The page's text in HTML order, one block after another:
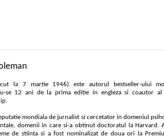
la 7 martie 1946) este autorul bestseller-ului
se 12 ani de la prima editie in engleza si coautor al
mondiala de jurnalist si cercetator in domeniul
domenii in care si-a obtinut doctoratul la Harvard.
de stiinta si a fost nominalizat de doua ori la